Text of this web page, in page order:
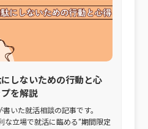
しないための行動と心
を解説
いた就活相談の記事です。
な立場で就活に臨める“期間限定